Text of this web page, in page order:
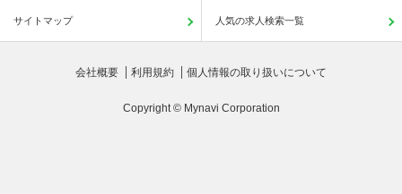
サイトマップ 人気の求人検索一覧
会社概要 利用規約 個人情報の取り扱いについて
Copyright © Mynavi Corporation